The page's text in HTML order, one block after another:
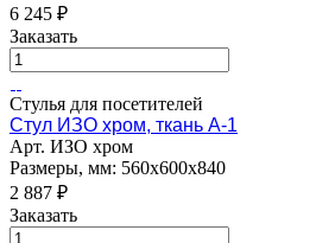
6 245 ₽
Заказать
Стулья для посетителей
Стул ИЗО хром, ткань А-1
Арт. ИЗО хром
Размеры, мм: 560х600х840
2 887 ₽
Заказать